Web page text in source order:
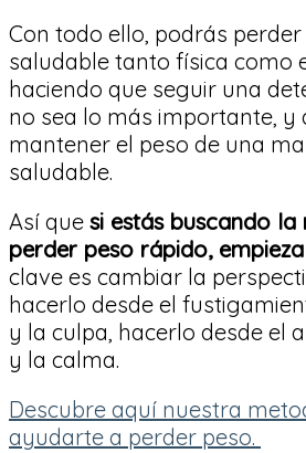
Con todo ello, podrás
saludable tanto física como
haciendo que seguir una
no sea lo más importante, y
mantener el peso de una
saludable.
Así que si estás buscando la
perder peso rápido,
clave es cambiar la
hacerlo desde el
y la culpa, hacerlo desde el
y la calma.
Descubre aquí nuestra
ayudarte a perder peso.